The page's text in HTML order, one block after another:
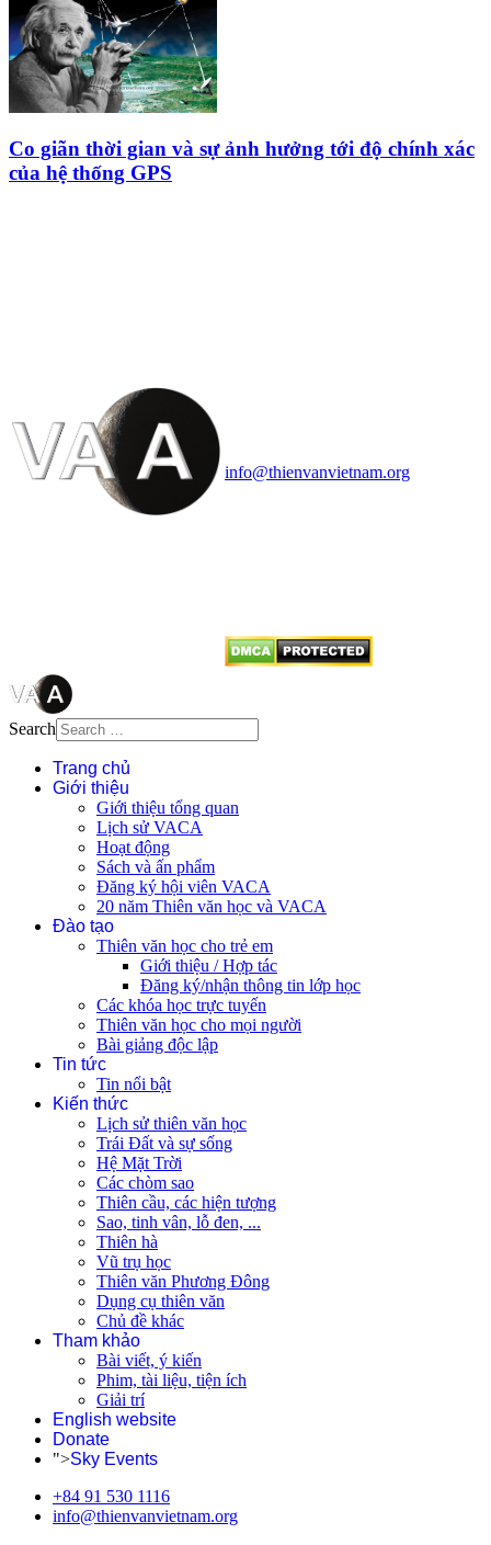
Co giãn thời gian và sự ảnh hưởng tới độ chính xác
của hệ thống GPS
info@thienvanvietnam.org
Search
Trang chủ
Giới thiệu
Giới thiệu tổng quan
Lịch sử VACA
Hoạt động
Sách và ấn phẩm
Đăng ký hội viên VACA
20 năm Thiên văn học và VACA
Đào tạo
Thiên văn học cho trẻ em
Giới thiệu / Hợp tác
Đăng ký/nhận thông tin lớp học
Các khóa học trực tuyến
Thiên văn học cho mọi người
Bài giảng độc lập
Tin tức
Tin nổi bật
Kiến thức
Lịch sử thiên văn học
Trái Đất và sự sống
Hệ Mặt Trời
Các chòm sao
Thiên cầu, các hiện tượng
Sao, tinh vân, lỗ đen, ...
Thiên hà
Vũ trụ học
Thiên văn Phương Đông
Dụng cụ thiên văn
Chủ đề khác
Tham khảo
Bài viết, ý kiến
Phim, tài liệu, tiện ích
Giải trí
English website
Donate
">Sky Events
+84 91 530 1116
info@thienvanvietnam.org